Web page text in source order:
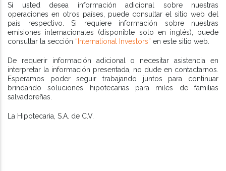
Si usted desea información adicional sobre nuestras
operaciones en otros países, puede consultar el sitio web del
país respectivo. Si requiere información sobre nuestras
emisiones internacionales (disponible solo en inglés), puede
consultar la sección “International Investors” en este sitio web.
De requerir información adicional o necesitar asistencia en
interpretar la información presentada, no dude en contactarnos.
Esperamos poder seguir trabajando juntos para continuar
brindando soluciones hipotecarias para miles de familias
salvadoreñas.
La Hipotecaria, S.A. de C.V.